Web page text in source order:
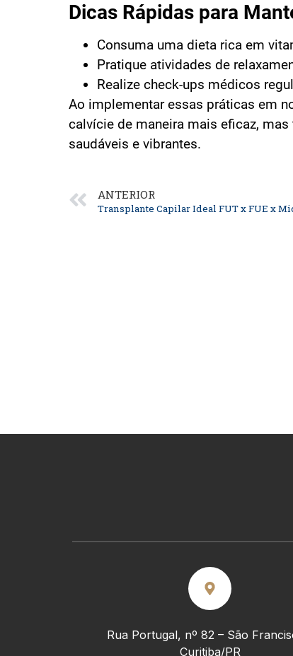
Dicas Rápidas para
Consuma uma dieta rica em
Pratique atividades de
Realize check-ups médicos
Ao implementar essas práticas em
calvície de maneira mais eficaz,
saudáveis e vibrantes.
ANTERIOR
Transplante Capilar Ideal FUT x FUE x
Rua Portugal, nº 82 – São
Curitiba/PR